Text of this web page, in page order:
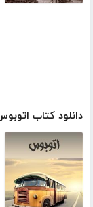
دانلود کتاب